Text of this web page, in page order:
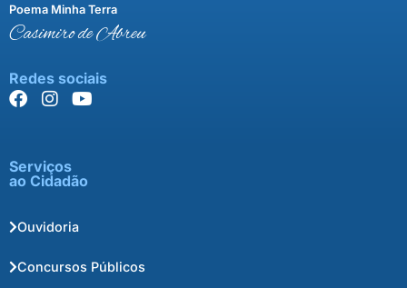
Poema Minha Terra
Casimiro de Abreu
Redes sociais
Serviços
ao Cidadão
Ouvidoria
Concursos Públicos